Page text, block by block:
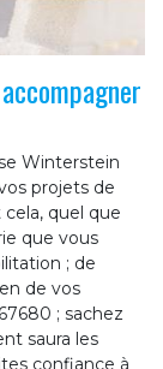
Winterstein
projets de
quel que
que vous
; de
de vos
; sachez
saura les
confiance à